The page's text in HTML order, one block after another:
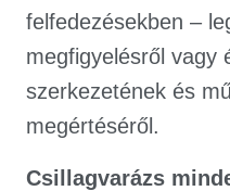
felfedezésekben –
megfigyelésről vagy
szerkezetének és
megértéséről.
Csillagvarázs